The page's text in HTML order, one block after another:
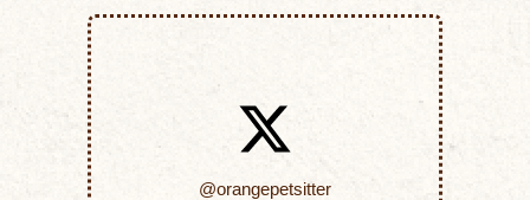
@orangepetsitter